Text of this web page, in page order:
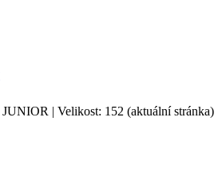
| Velikost: 152 (aktuální stránka)